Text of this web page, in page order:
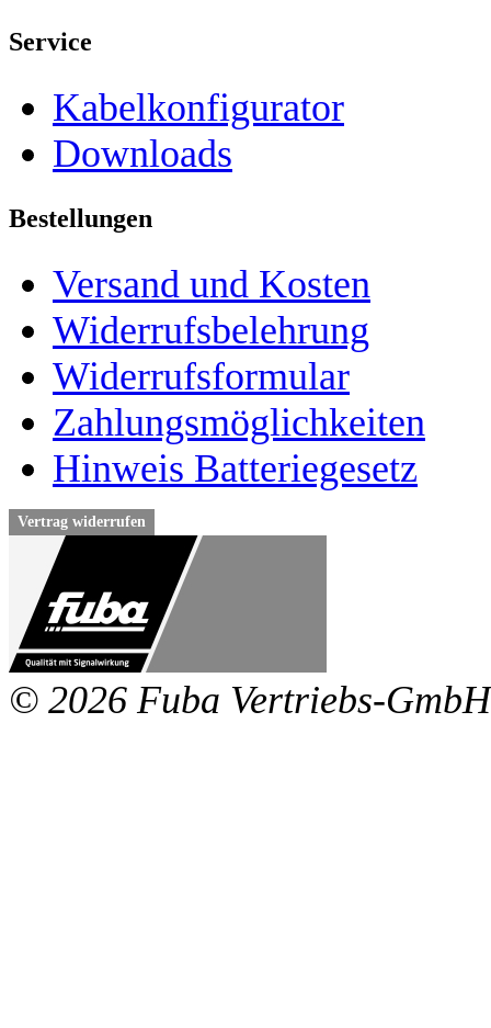
Service
Kabelkonfigurator
Downloads
Bestellungen
Versand und Kosten
Widerrufsbelehrung
Widerrufsformular
Zahlungsmöglichkeiten
Hinweis Batteriegesetz
Vertrag widerrufen
© 2026 Fuba Vertriebs-GmbH